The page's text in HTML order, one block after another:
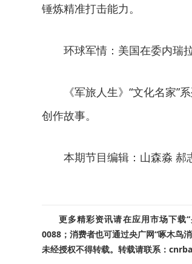
锤炼精准打击能力。
环球军情：美国在委内瑞
《军旅人生》“文化名家
创作故事。
本期节目编辑：山森淼 郝
更多精彩资讯请在应用市场下载
0088；消费者也可通过央广网“啄木鸟
未经授权不得转载。转载请联系：